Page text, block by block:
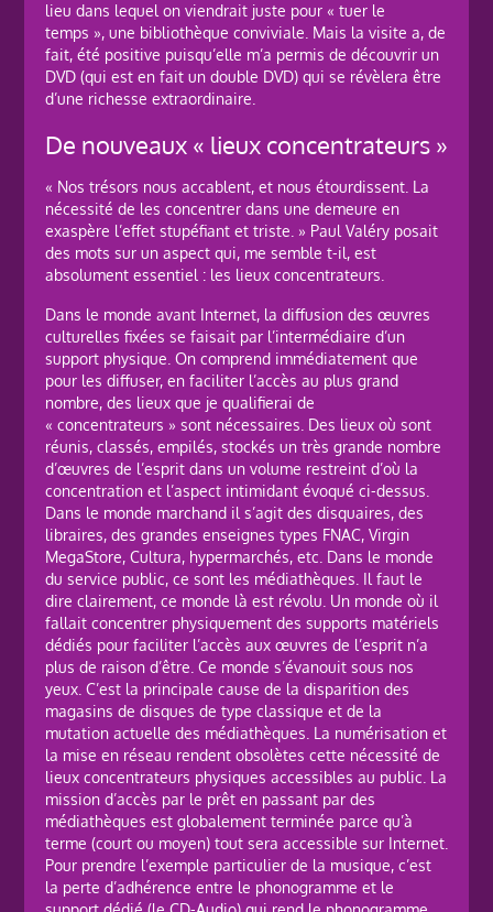
lieu dans lequel on viendrait juste pour « tuer le
temps », une bibliothèque conviviale. Mais la visite a, de
fait, été positive puisqu’elle m’a permis de découvrir un
DVD (qui est en fait un double DVD) qui se révèlera être
d’une richesse extraordinaire.
De nouveaux « lieux concentrateurs »
« Nos trésors nous accablent, et nous étourdissent. La
nécessité de les concentrer dans une demeure en
exaspère l’effet stupéfiant et triste. » Paul Valéry posait
des mots sur un aspect qui, me semble t-il, est
absolument essentiel : les lieux concentrateurs.
Dans le monde avant Internet, la diffusion des œuvres
culturelles fixées se faisait par l’intermédiaire d’un
support physique. On comprend immédiatement que
pour les diffuser, en faciliter l’accès au plus grand
nombre, des lieux que je qualifierai de
« concentrateurs » sont nécessaires. Des lieux où sont
réunis, classés, empilés, stockés un très grande nombre
d’œuvres de l’esprit dans un volume restreint d’où la
concentration et l’aspect intimidant évoqué ci-dessus.
Dans le monde marchand il s’agit des disquaires, des
libraires, des grandes enseignes types FNAC, Virgin
MegaStore, Cultura, hypermarchés, etc. Dans le monde
du service public, ce sont les médiathèques. Il faut le
dire clairement, ce monde là est révolu. Un monde où il
fallait concentrer physiquement des supports matériels
dédiés pour faciliter l’accès aux œuvres de l’esprit n’a
plus de raison d’être. Ce monde s’évanouit sous nos
yeux. C’est la principale cause de la disparition des
magasins de disques de type classique et de la
mutation actuelle des médiathèques. La numérisation et
la mise en réseau rendent obsolètes cette nécessité de
lieux concentrateurs physiques accessibles au public. La
mission d’accès par le prêt en passant par des
médiathèques est globalement terminée parce qu’à
terme (court ou moyen) tout sera accessible sur Internet.
Pour prendre l’exemple particulier de la musique, c’est
la perte d’adhérence entre le phonogramme et le